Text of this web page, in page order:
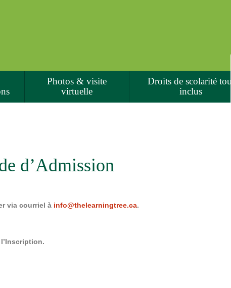
Photos & visite
virtuelle
Droits de scolarité tout
inclus
d’Admission
via courriel à info@thelearningtree.ca.